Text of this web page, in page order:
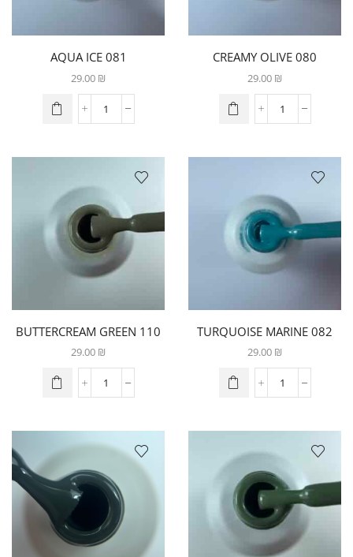
080 CREAMY OLIVE
29.00 ₪
081 AQUA ICE
29.00 ₪
082 TURQUOISE MARINE
29.00 ₪
110 BUTTERCREAM GREEN
29.00 ₪